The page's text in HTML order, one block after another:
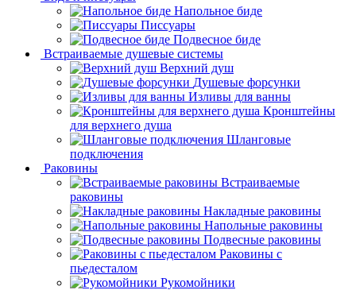
Напольное биде
Писсуары
Подвесное биде
Встраиваемые душевые системы
Верхний душ
Душевые форсунки
Изливы для ванны
Кронштейны
для верхнего душа
Шланговые
подключения
Раковины
Встраиваемые
раковины
Накладные раковины
Напольные раковины
Подвесные раковины
Раковины с
пьедесталом
Рукомойники